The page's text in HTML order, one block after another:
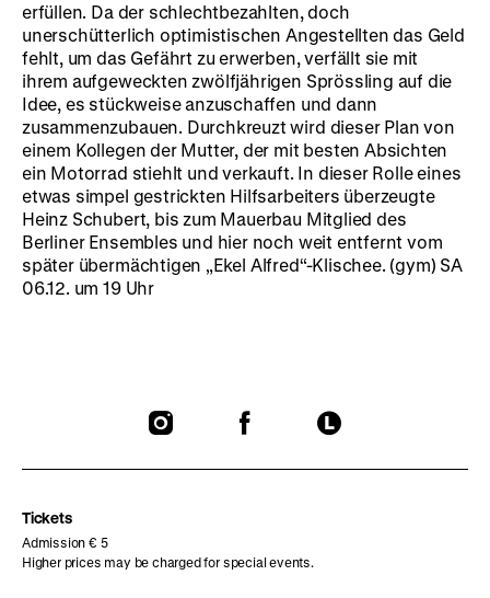
erfüllen. Da der schlechtbezahlten, doch
unerschütterlich optimistischen Angestellten das Geld
fehlt, um das Gefährt zu erwerben, verfällt sie mit
ihrem aufgeweckten zwölfjährigen Sprössling auf die
Idee, es stückweise anzuschaffen und dann
zusammenzubauen. Durchkreuzt wird dieser Plan von
einem Kollegen der Mutter, der mit besten Absichten
ein Motorrad stiehlt und verkauft. In dieser Rolle eines
etwas simpel gestrickten Hilfsarbeiters überzeugte
Heinz Schubert, bis zum Mauerbau Mitglied des
Berliner Ensembles und hier noch weit entfernt vom
später übermächtigen „Ekel Alfred“-Klischee. (gym) SA
06.12. um 19 Uhr
To
To
To
Tickets
Admission € 5
Higher prices may be charged for special events.